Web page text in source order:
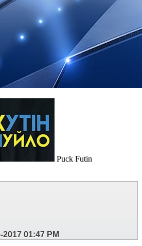
Puck Futin
2017 01:47 PM